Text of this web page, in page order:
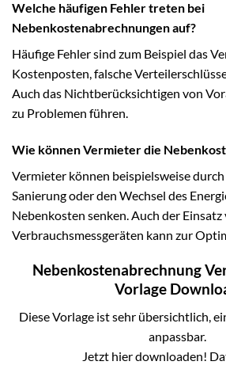
Welche häufigen Fehler treten bei
Nebenkostenabrechnungen auf?
Häufige Fehler sind zum Beispiel das
Kostenposten, falsche
Auch das Nichtberücksichtigen von
zu Problemen führen.
Wie können Vermieter die
Vermieter können beispielsweise
Sanierung oder den Wechsel des
Nebenkosten senken. Auch der
Verbrauchsmessgeräten kann zur
Nebenkostenabrechnung
Vorlage
Diese Vorlage ist sehr übersichtlich,
anpassbar.
Jetzt hier downloaden!